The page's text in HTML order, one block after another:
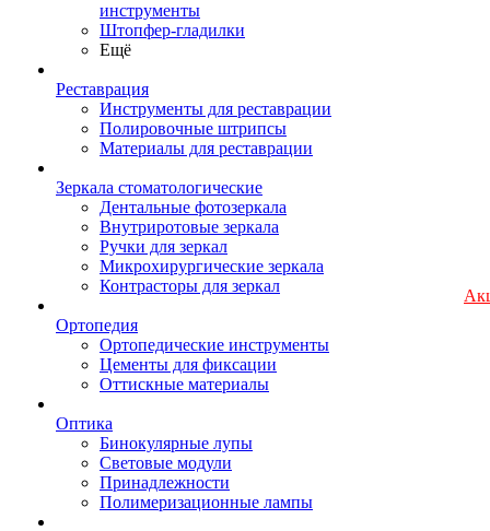
инструменты
Штопфер-гладилки
Ещё
Реставрация
Инструменты для реставрации
Полировочные штрипсы
Материалы для реставрации
Зеркала стоматологические
Дентальные фотозеркала
Внутриротовые зеркала
Ручки для зеркал
Микрохирургические зеркала
Контрасторы для зеркал
Ортопедия
Ортопедические инструменты
Цементы для фиксации
Оттискные материалы
Оптика
Бинокулярные лупы
Световые модули
Принадлежности
Полимеризационные лампы